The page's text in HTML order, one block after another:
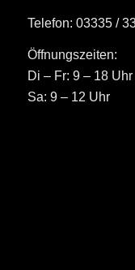
Telefon: 03335 /
Öffnungszeiten:
Di – Fr: 9 – 18 Uhr
Sa: 9 – 12 Uhr